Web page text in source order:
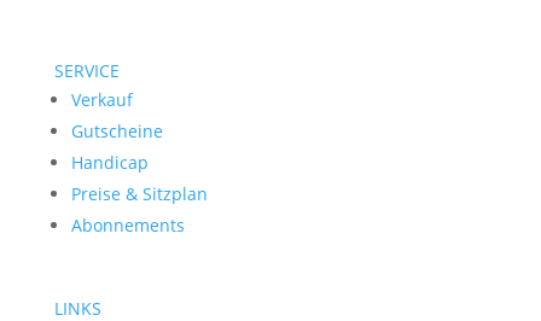
SERVICE
Verkauf
Gutscheine
Handicap
Preise & Sitzplan
Abonnements
LINKS